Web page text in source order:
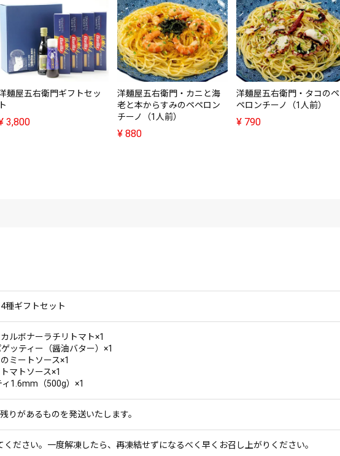
麺屋五右衛門ギフトセッ
ト
3,800
洋麺屋五右衛門・カニと海
老と本からすみのペペロン
チーノ（1人前）
¥ 880
洋麺屋五右衛門・タコのペ
ペロンチーノ（1人前）
¥ 790
種ギフトセット
ルボナーラチリトマト×1
ッティー（醤油バター）×1
ミートソース×1
マトソース×1
1.6mm（500g）×1
りがあるものを発送いたします。
ださい。一度解凍したら、再凍結せずになるべく早くお召し上がりください。